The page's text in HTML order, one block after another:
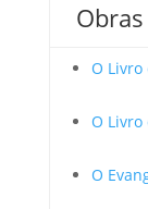
O
O
O